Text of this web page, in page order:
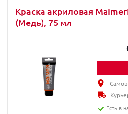
Краска акриловая
(Медь), 75 мл
Есть в